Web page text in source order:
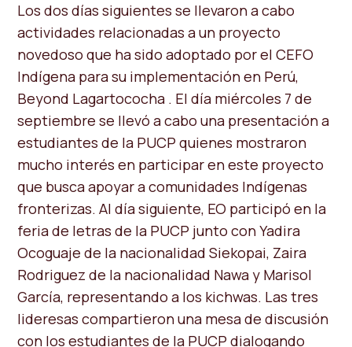
Los dos días siguientes se llevaron a cabo
actividades relacionadas a un proyecto
novedoso que ha sido adoptado por el CEFO
Indígena para su implementación en Perú,
Beyond Lagartococha . El día miércoles 7 de
septiembre se llevó a cabo una presentación a
estudiantes de la PUCP quienes mostraron
mucho interés en participar en este proyecto
que busca apoyar a comunidades Indígenas
fronterizas. Al día siguiente, EO participó en la
feria de letras de la PUCP junto con Yadira
Ocoguaje de la nacionalidad Siekopai, Zaira
Rodriguez de la nacionalidad Nawa y Marisol
García, representando a los kichwas. Las tres
lideresas compartieron una mesa de discusión
con los estudiantes de la PUCP dialogando